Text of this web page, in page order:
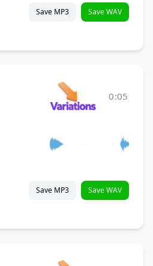
Save MP3 Save WAV
0:05
Save MP3 Save WAV